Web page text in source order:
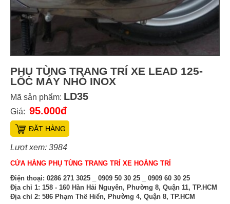
PHỤ TÙNG TRANG TRÍ XE LEAD 125-
LỐC MÁY NHỎ INOX
Mã sản phẩm: LD35
Giá: 95.000đ
ĐẶT HÀNG
Lượt xem: 3984
CỬA HÀNG PHỤ TÙNG TRANG TRÍ XE HOÀNG TRÍ
Điện thoại: 0286 271 3025 _ 0909 50 30 25 _ 0909 60 30 25
Địa chỉ 1: 158 - 160 Hàn Hải Nguyên, Phường 8, Quận 11, TP.HCM
Địa chỉ 2: 586 Phạm Thế Hiển, Phường 4, Quận 8, TP.HCM